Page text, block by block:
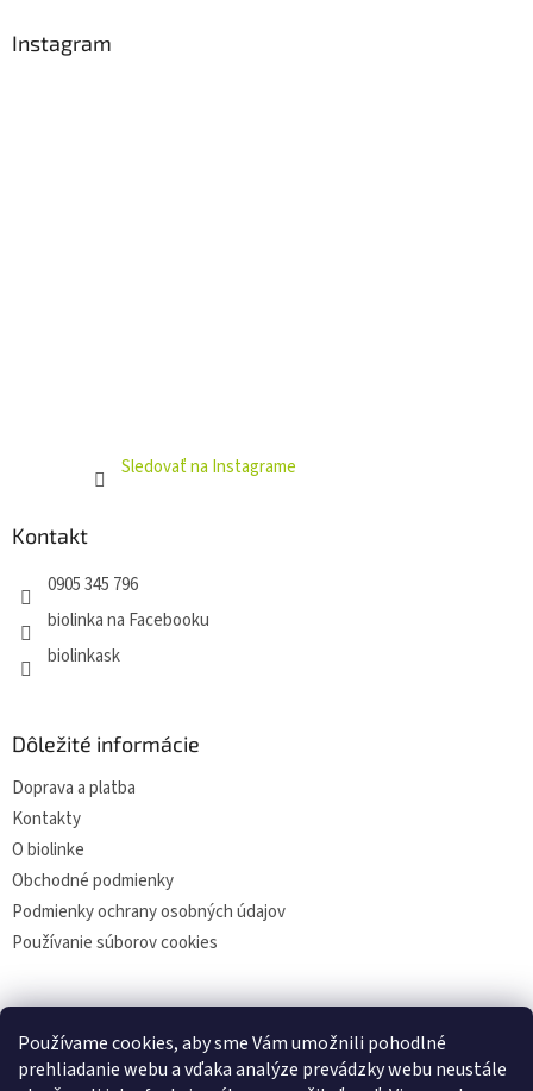
Používame cookies, aby sme Vám umožnili pohodlné
prehliadanie webu a vďaka analýze prevádzky webu neustále
Instagram
Sledovať na Instagrame
Kontakt
0905 345 796
biolinka na Facebooku
biolinkask
Dôležité informácie
Doprava a platba
Kontakty
O biolinke
Obchodné podmienky
Podmienky ochrany osobných údajov
Používanie súborov cookies
Facebook